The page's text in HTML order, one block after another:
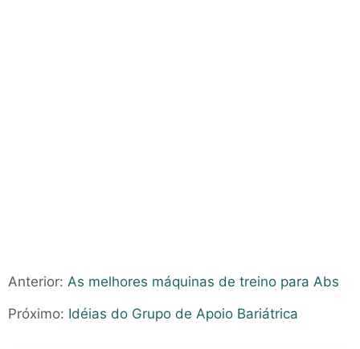
Anterior: As melhores máquinas de treino para Abs
Próximo: Idéias do Grupo de Apoio Bariátrica